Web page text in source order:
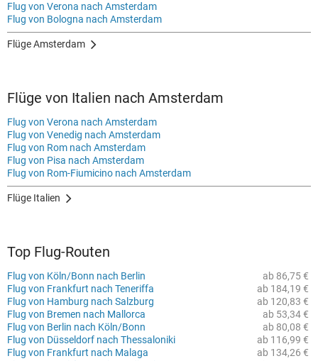
Flug von Verona nach Amsterdam
Flug von Bologna nach Amsterdam
Flüge Amsterdam
Flüge von Italien nach Amsterdam
Flug von Verona nach Amsterdam
Flug von Venedig nach Amsterdam
Flug von Rom nach Amsterdam
Flug von Pisa nach Amsterdam
Flug von Rom-Fiumicino nach Amsterdam
Flüge Italien
Top Flug-Routen
ab 86,75 €
Flug von Köln/Bonn nach Berlin
ab 184,19 €
Flug von Frankfurt nach Teneriffa
ab 120,83 €
Flug von Hamburg nach Salzburg
ab 53,34 €
Flug von Bremen nach Mallorca
ab 80,08 €
Flug von Berlin nach Köln/Bonn
ab 116,99 €
Flug von Düsseldorf nach Thessaloniki
ab 134,26 €
Flug von Frankfurt nach Malaga